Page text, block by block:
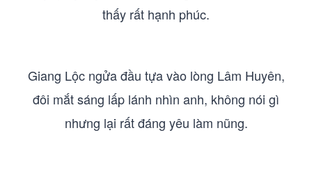
thấy rất hạnh phúc.
Giang Lộc ngửa đầu tựa vào lòng Lâm Huyên,
đôi mắt sáng lấp lánh nhìn anh, không nói gì
nhưng lại rất đáng yêu làm nũng.